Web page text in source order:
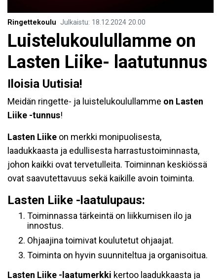
Ringettekoulu Julkaistu: 18.12.2024 20.00
Luistelukoulullamme on
Lasten Liike- laatutunnus
Iloisia Uutisia!
Meidän ringette- ja luistelukoulullamme on Lasten
Liike -tunnus!
Lasten Liike on merkki monipuolisesta,
laadukkaasta ja edullisesta harrastustoiminnasta,
johon kaikki ovat tervetulleita. Toiminnan keskiössä
ovat saavutettavuus sekä kaikille avoin toiminta.
Lasten Liike -laatulupaus:
Toiminnassa tärkeintä on liikkumisen ilo ja
innostus.
Ohjaajina toimivat koulutetut ohjaajat.
Toiminta on hyvin suunniteltua ja organisoitua.
Lasten Liike -laatumerkki kertoo laadukkaasta ja